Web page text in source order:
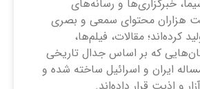
خبرگزاری‌ها و رسانه‌های
هزاران محتوای سمعی و بصری
کرده‌اند؛ مقالات، فیلم‌ها،
که بر اساس جدال تاریخی
ایران و اسرائیل ساخته شده و